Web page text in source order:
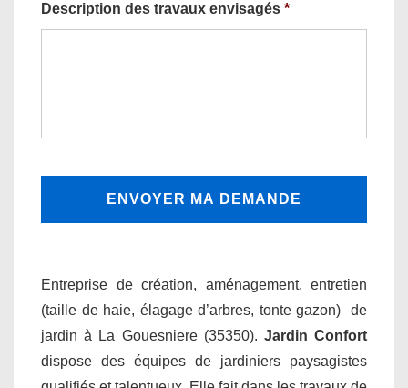
Description des travaux envisagés *
Entreprise de création, aménagement, entretien
(taille de haie, élagage d’arbres, tonte gazon) de
jardin à La Gouesniere (35350). Jardin Confort
dispose des équipes de jardiniers paysagistes